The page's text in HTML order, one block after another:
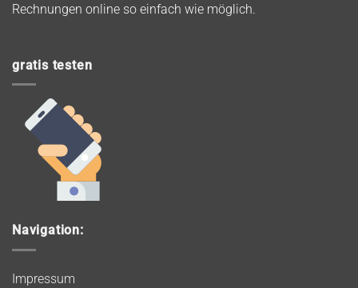
Rechnungen online so einfach wie möglich.
gratis testen
Navigation:
Impressum